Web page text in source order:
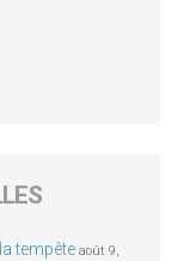
tempête août 9,